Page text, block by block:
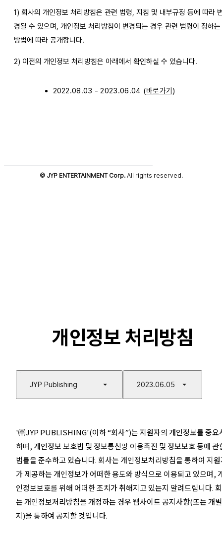
1) 회사의 개인정보 처리방침은 관련 법령, 지침 및 내부규정 등에 따라
경될 수 있으며, 개인정보 처리방침이 변경되는 경우 관련 법령이 정하는
방법에 따라 공개합니다.
2) 이전의 개인정보 처리방침은 아래에서 확인하실 수 있습니다.
2022.08.03 - 2023.06.04 (바로가기 )
© JYP ENTERTAINMENT Corp.All rights reserved.
개인정보 처리방침
'㈜JYP PUBLISHING'(이하 “회사”)는 지원자의 개인정보를 중요
하며, 개인정보 보호법 및 정보통신망 이용촉진 및 정보보호 등에 관
법률을 준수하고 있습니다. 회사는 개인정보처리방침을 통하여 지
가 제공하는 개인정보가 어떠한 용도와 방식으로 이용되고 있으며,
인정보보호를 위해 어떠한 조치가 취해지고 있는지 알려드립니다.
는 개인정보처리방침을 개정하는 경우 웹사이트 공지사항(또는 개
지)을 통하여 공지할 것입니다.
JYP Publishing 2023.06.05